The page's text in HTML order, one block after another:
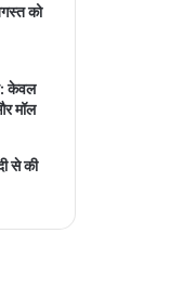
को
केवल
मॉल
से की